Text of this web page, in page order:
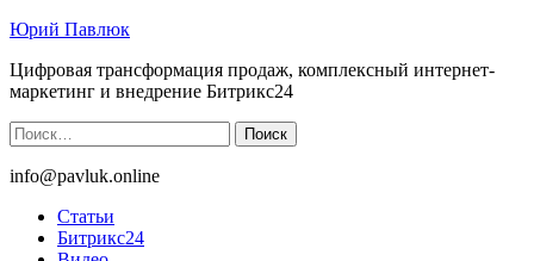
Юрий Павлюк
Цифровая трансформация продаж, комплексный интернет-
маркетинг и внедрение Битрикс24
Найти:
info@pavluk.online
Статьи
Битрикс24